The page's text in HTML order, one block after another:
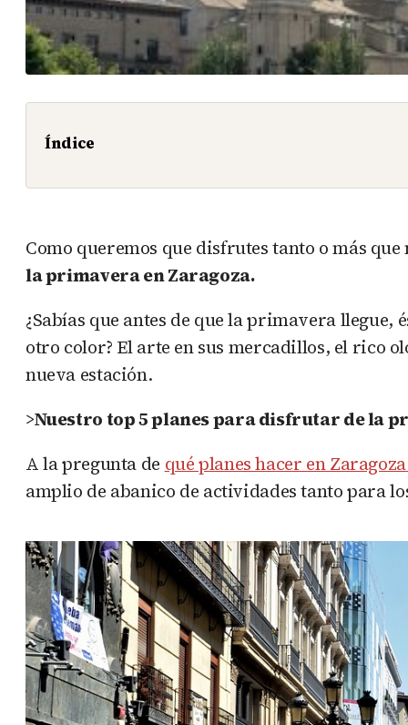
Índice
Como queremos que disfrutes tanto o más
la primavera en Zaragoza.
¿Sabías que antes de que la primavera llegue,
otro color? El arte en sus mercadillos, el rico
nueva estación.
>Nuestro top 5 planes para disfrutar de la
A la pregunta de qué planes hacer en
amplio de abanico de actividades tanto para